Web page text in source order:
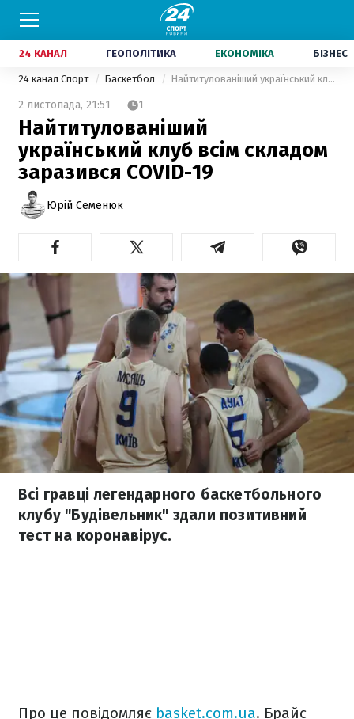
24 КАНАЛ ГЕОПОЛІТИКА ЕКОНОМІКА БІЗНЕС
24 канал Спорт Баскетбол Найтитулованіший український клуб всім складом заразився COVID-19
2 листопада, 21:51 1
Найтитулованіший
український клуб всім складом
заразився COVID-19
Юрій Семенюк
Всі гравці легендарного баскетбольного
клубу "Будівельник" здали позитивний
тест на коронавірус.
Про це повідомляє basket.com.ua. Брайс